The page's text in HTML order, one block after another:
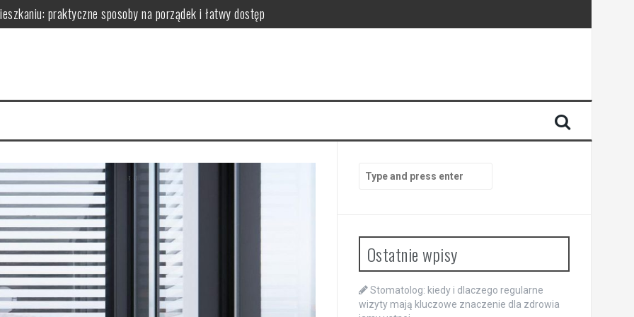
praktyczne sposoby na porządek i łatwy dostęp
wybrać i zamontować funkcjonalną przegrodę ze szkła hartowanego
dodają przestrzeni, a kiedy mogą przeszkadzać?
– praktyczne porady wyboru, montażu i aranżacji przestrzeni
for:
Ostatnie wpisy
Stomatolog: kiedy i dlaczego regularne
wizyty mają kluczowe znaczenie dla zdrowia